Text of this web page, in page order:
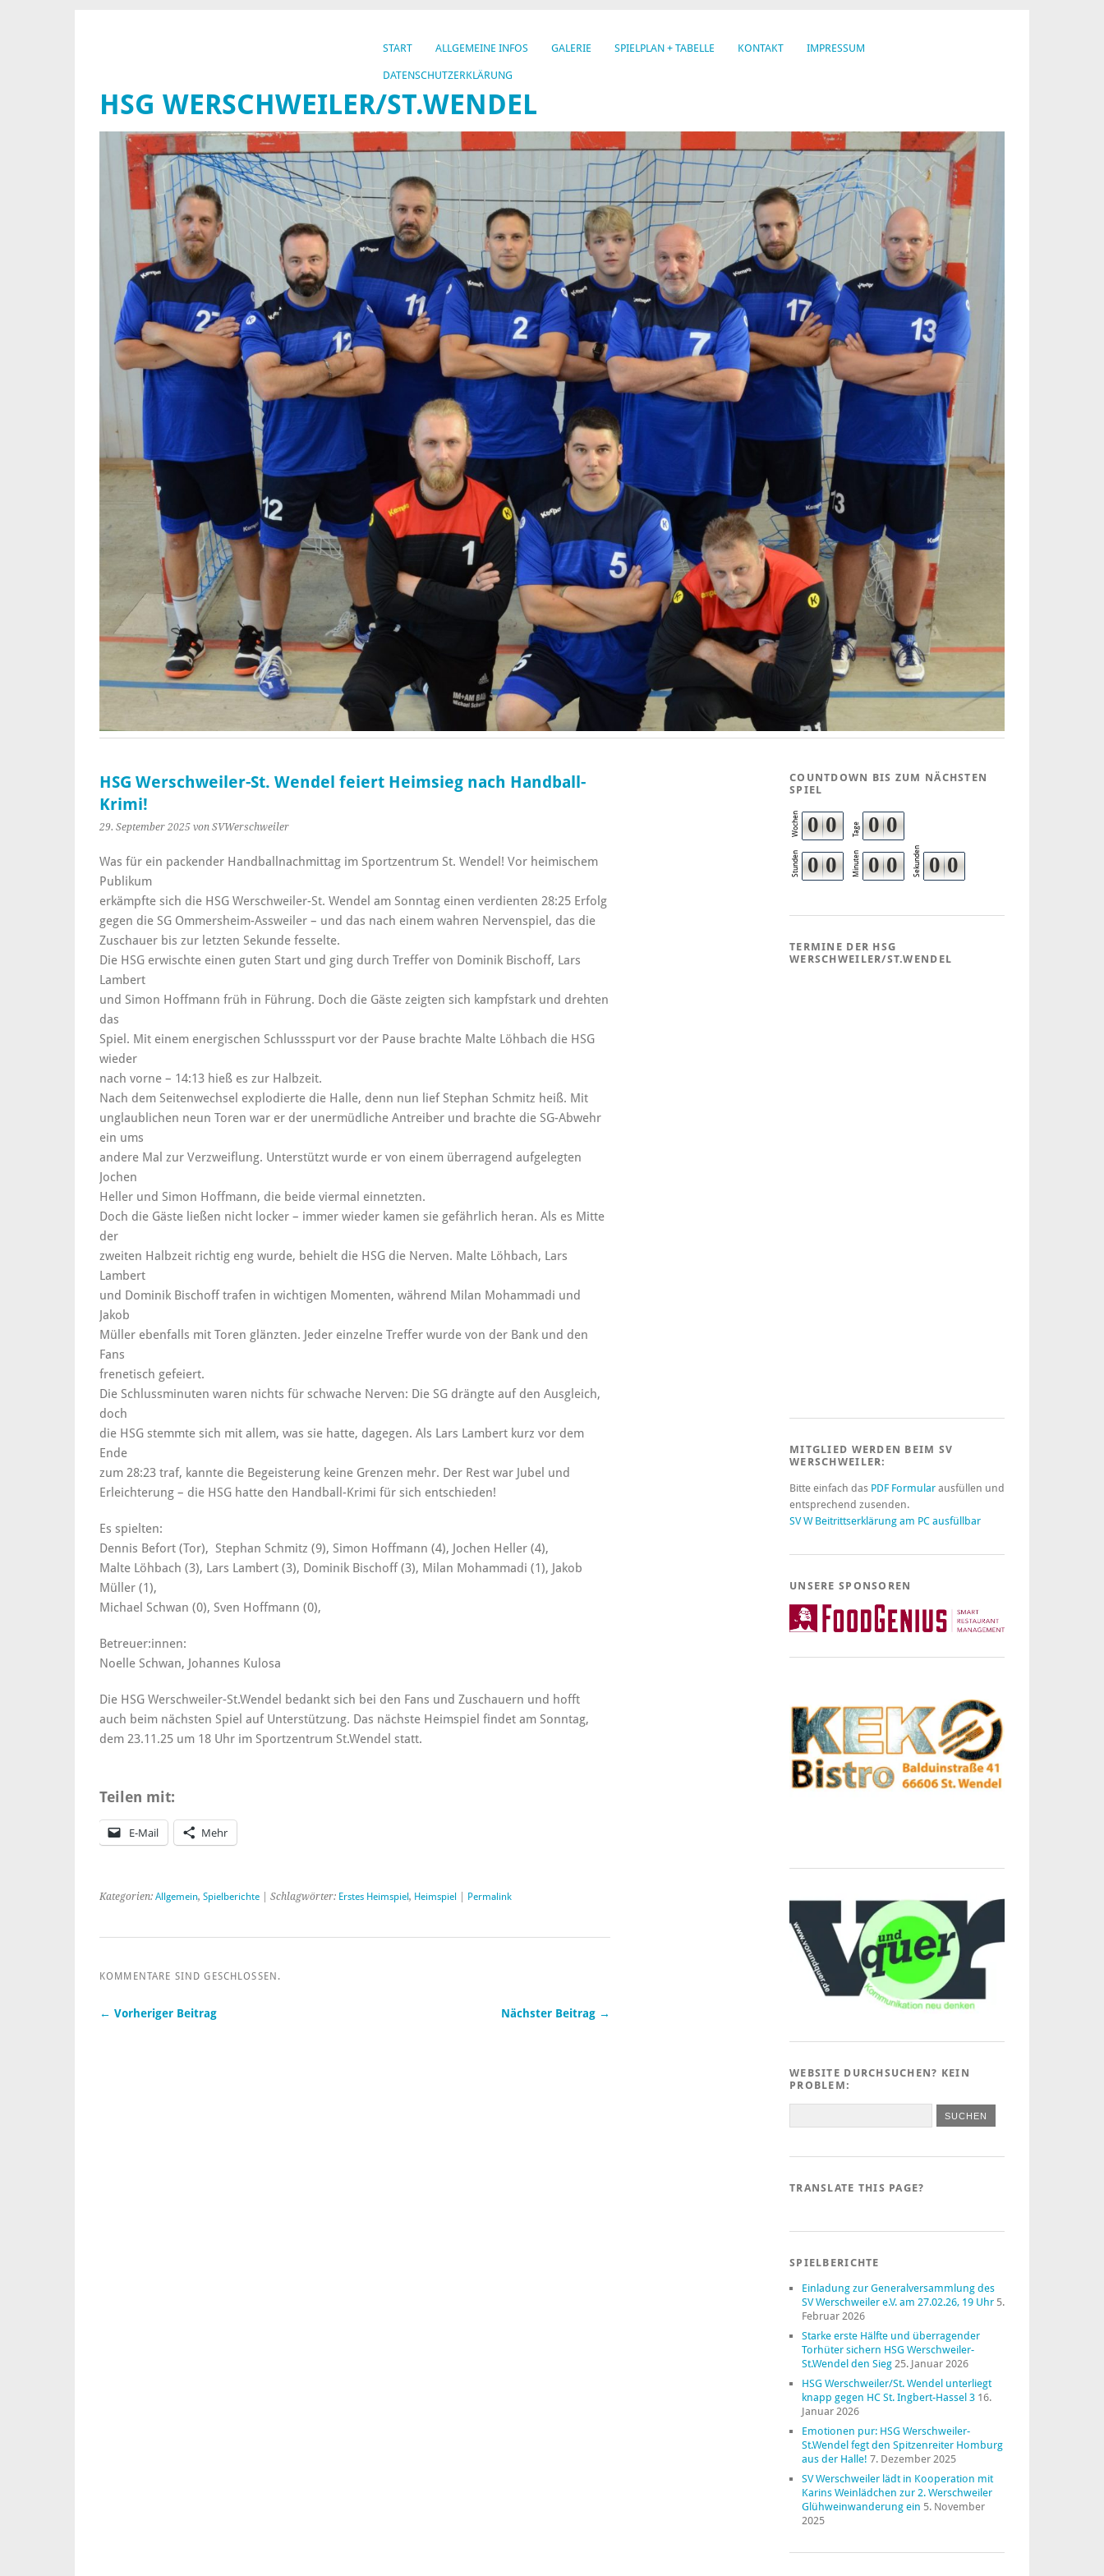
START ALLGEMEINE INFOS GALERIE SPIELPLAN + TABELLE KONTAKT IMPRESSUM
DATENSCHUTZERKLÄRUNG
HSG WERSCHWEILER/ST.WENDEL
HSG Werschweiler-St. Wendel feiert Heimsieg nach Handball-
Krimi!
29. September 2025 von SVWerschweiler
Was für ein packender Handballnachmittag im Sportzentrum St. Wendel! Vor heimischem
Publikum
erkämpfte sich die HSG Werschweiler-St. Wendel am Sonntag einen verdienten 28:25 Erfolg
gegen die SG Ommersheim-Assweiler – und das nach einem wahren Nervenspiel, das die
Zuschauer bis zur letzten Sekunde fesselte.
Die HSG erwischte einen guten Start und ging durch Treffer von Dominik Bischoff, Lars
Lambert
und Simon Hoffmann früh in Führung. Doch die Gäste zeigten sich kampfstark und drehten
das
Spiel. Mit einem energischen Schlussspurt vor der Pause brachte Malte Löhbach die HSG
wieder
nach vorne – 14:13 hieß es zur Halbzeit.
Nach dem Seitenwechsel explodierte die Halle, denn nun lief Stephan Schmitz heiß. Mit
unglaublichen neun Toren war er der unermüdliche Antreiber und brachte die SG-Abwehr
ein ums
andere Mal zur Verzweiflung. Unterstützt wurde er von einem überragend aufgelegten
Jochen
Heller und Simon Hoffmann, die beide viermal einnetzten.
Doch die Gäste ließen nicht locker – immer wieder kamen sie gefährlich heran. Als es Mitte
der
zweiten Halbzeit richtig eng wurde, behielt die HSG die Nerven. Malte Löhbach, Lars
Lambert
und Dominik Bischoff trafen in wichtigen Momenten, während Milan Mohammadi und
Jakob
Müller ebenfalls mit Toren glänzten. Jeder einzelne Treffer wurde von der Bank und den
Fans
frenetisch gefeiert.
Die Schlussminuten waren nichts für schwache Nerven: Die SG drängte auf den Ausgleich,
doch
die HSG stemmte sich mit allem, was sie hatte, dagegen. Als Lars Lambert kurz vor dem
Ende
zum 28:23 traf, kannte die Begeisterung keine Grenzen mehr. Der Rest war Jubel und
Erleichterung – die HSG hatte den Handball-Krimi für sich entschieden!
Es spielten:
Dennis Befort (Tor), Stephan Schmitz (9), Simon Hoffmann (4), Jochen Heller (4),
Malte Löhbach (3), Lars Lambert (3), Dominik Bischoff (3), Milan Mohammadi (1), Jakob
Müller (1),
Michael Schwan (0), Sven Hoffmann (0),
Betreuer:innen:
Noelle Schwan, Johannes Kulosa
Die HSG Werschweiler-St.Wendel bedankt sich bei den Fans und Zuschauern und hofft
auch beim nächsten Spiel auf Unterstützung. Das nächste Heimspiel findet am Sonntag,
dem 23.11.25 um 18 Uhr im Sportzentrum St.Wendel statt.
Teilen mit:
E-Mail Mehr
Kategorien: Allgemein, Spielberichte | Schlagwörter: Erstes Heimspiel, Heimspiel Permalink
KOMMENTARE SIND GESCHLOSSEN.
← Vorheriger Beitrag Nächster Beitrag →
COUNTDOWN BIS ZUM NÄCHSTEN
SPIEL
Wochen 0 0 Tage 0 0
Stunden 0 0 Minuten 0 0 Sekunden 0 0
TERMINE DER HSG
WERSCHWEILER/ST.WENDEL
MITGLIED WERDEN BEIM SV
WERSCHWEILER:
Bitte einfach das PDF Formular ausfüllen und
entsprechend zusenden.
SV W Beitrittserklärung am PC ausfüllbar
UNSERE SPONSOREN
WEBSITE DURCHSUCHEN? KEIN
PROBLEM:
TRANSLATE THIS PAGE?
SPIELBERICHTE
Einladung zur Generalversammlung des
SV Werschweiler e.V. am 27.02.26, 19 Uhr 5.
Februar 2026
Starke erste Hälfte und überragender
Torhüter sichern HSG Werschweiler-
St.Wendel den Sieg 25. Januar 2026
HSG Werschweiler/St. Wendel unterliegt
knapp gegen HC St. Ingbert-Hassel 3 16.
Januar 2026
Emotionen pur: HSG Werschweiler-
St.Wendel fegt den Spitzenreiter Homburg
aus der Halle! 7. Dezember 2025
SV Werschweiler lädt in Kooperation mit
Karins Weinlädchen zur 2. Werschweiler
Glühweinwanderung ein 5. November
2025